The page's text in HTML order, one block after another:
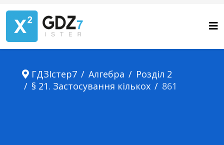
ГДЗІстер7 Алгебра
Розділ 2
§ 21. Застосування кількох
861